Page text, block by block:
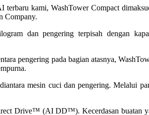
kami, WashTower Compact
Company.
dan pengering terpisah dengan
pengering pada bagian atasnya,
mesin cuci dan pengering. Melalui
Drive™ (AI DD™). Kecerdasan buatan